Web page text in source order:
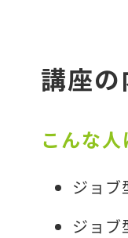
講座
こんな
ジョ
ジョブ